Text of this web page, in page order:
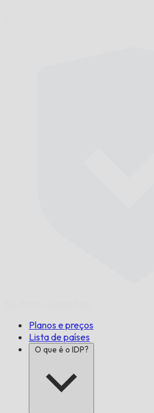
Planos e preços
Lista de países
O que é o IDP?